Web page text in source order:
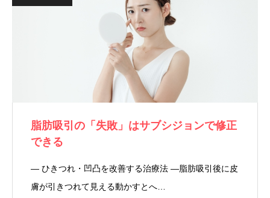
脂肪吸引の「失敗」はサブシジョンで修正
できる
― ひきつれ・凹凸を改善する治療法 ―脂肪吸引後に皮
膚が引きつれて見える動かすとへ…